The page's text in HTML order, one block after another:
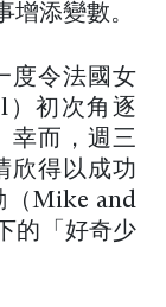
添變數。
度令法國女
初次角逐
幸而，週三
欣得以成功
（Mike and
的「好奇少